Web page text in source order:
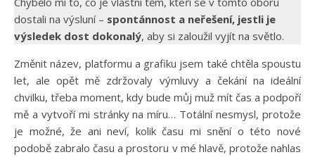
dostali na výsluní – spontánnost a neřešení, jestli je
výsledek dost dokonalý, aby si zaloužil vyjít na světlo.
Změnit název, platformu a grafiku jsem také chtěla spoustu
let, ale opět mě zdržovaly výmluvy a čekání na ideální
chvilku, třeba moment, kdy bude můj muž mít čas a podpoří
mě a vytvoří mi stránky na míru… Totální nesmysl, protože
je možné, že ani neví, kolik času mi snění o této nové
podobě zabralo času a prostoru v mé hlavě, protože nahlas